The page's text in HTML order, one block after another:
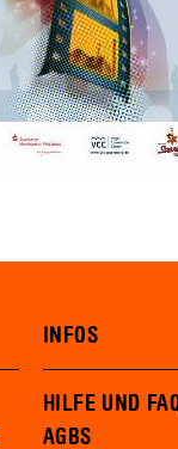
INFOS
HILFE UND
AGBS